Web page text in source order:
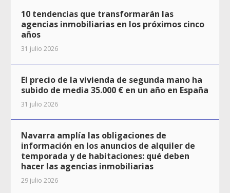
10 tendencias que transformarán las
agencias inmobiliarias en los próximos cinco
años
31 julio 2026
El precio de la vivienda de segunda mano ha
subido de media 35.000 € en un año en España
31 julio 2026
Navarra amplía las obligaciones de
información en los anuncios de alquiler de
temporada y de habitaciones: qué deben
hacer las agencias inmobiliarias
29 julio 2026